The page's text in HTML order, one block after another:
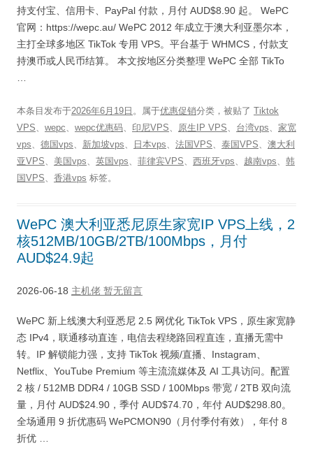
持支付宝、信用卡、PayPal 付款，月付 AUD$8.90 起。 WePC
官网：https://wepc.au/ WePC 2012 年成立于澳大利亚墨尔本，
主打全球多地区 TikTok 专用 VPS。平台基于 WHMCS，付款支
持澳币或人民币结算。 本文按地区分类整理 WePC 全部 TikTo
本条目发布于2026年6月19日 。属于优惠促销分类，被贴了 Tiktok
VPS、 wepc、 wepc优惠码、 印尼VPS、 原生IP VPS、 台湾vps、 家宽
vps、 德国vps、 新加坡vps、 日本vps、 法国VPS、 泰国VPS、 澳大利
亚VPS、 美国vps、 英国vps、 菲律宾VPS、 西班牙vps、 越南vps、 韩
国VPS、 香港vps 标签。
WePC 澳大利亚悉尼原生家宽IP VPS上线，2
核512MB/10GB/2TB/100Mbps，月付
AUD$24.9起
2026-06-18 主机佬 暂无留言
WePC 新上线澳大利亚悉尼 2.5 网优化 TikTok VPS，原生家宽静
态 IPv4，联通移动直连，电信去程绕路回程直连，直播无需中
转。IP 解锁能力强，支持 TikTok 视频/直播、Instagram、
Netflix、YouTube Premium 等主流流媒体及 AI 工具访问。配置
2 核 / 512MB DDR4 / 10GB SSD / 100Mbps 带宽 / 2TB 双向流
量，月付 AUD$24.90，季付 AUD$74.70，年付 AUD$298.80。
全场通用 9 折优惠码 WePCMON90（月付季付有效），年付 8
折优 …